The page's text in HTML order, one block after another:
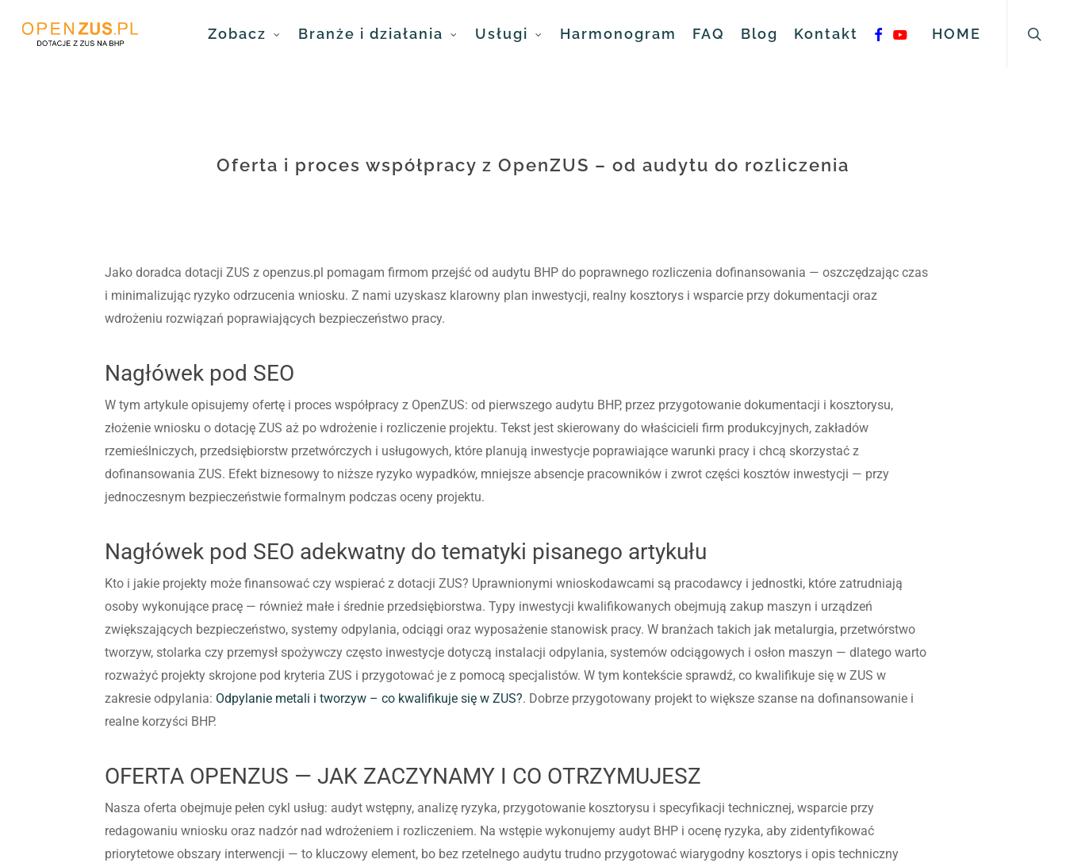
Zobacz Branże i działania Usługi Harmonogram FAQ Blog Kontakt facebook
youtubeHOME
Oferta i proces współpracy z OpenZUS – od audytu do rozliczenia
Jako doradca dotacji ZUS z openzus.pl pomagam firmom przejść od audytu BHP do poprawnego rozliczenia dofinansowania — oszczędzając czas
i minimalizując ryzyko odrzucenia wniosku. Z nami uzyskasz klarowny plan inwestycji, realny kosztorys i wsparcie przy dokumentacji oraz
wdrożeniu rozwiązań poprawiających bezpieczeństwo pracy.
Nagłówek pod SEO
W tym artykule opisujemy ofertę i proces współpracy z OpenZUS: od pierwszego audytu BHP, przez przygotowanie dokumentacji i kosztorysu,
złożenie wniosku o dotację ZUS aż po wdrożenie i rozliczenie projektu. Tekst jest skierowany do właścicieli firm produkcyjnych, zakładów
rzemieślniczych, przedsiębiorstw przetwórczych i usługowych, które planują inwestycje poprawiające warunki pracy i chcą skorzystać z
dofinansowania ZUS. Efekt biznesowy to niższe ryzyko wypadków, mniejsze absencje pracowników i zwrot części kosztów inwestycji — przy
jednoczesnym bezpieczeństwie formalnym podczas oceny projektu.
Nagłówek pod SEO adekwatny do tematyki pisanego artykułu
Kto i jakie projekty może finansować czy wspierać z dotacji ZUS? Uprawnionymi wnioskodawcami są pracodawcy i jednostki, które zatrudniają
osoby wykonujące pracę — również małe i średnie przedsiębiorstwa. Typy inwestycji kwalifikowanych obejmują zakup maszyn i urządzeń
zwiększających bezpieczeństwo, systemy odpylania, odciągi oraz wyposażenie stanowisk pracy. W branżach takich jak metalurgia, przetwórstwo
tworzyw, stolarka czy przemysł spożywczy często inwestycje dotyczą instalacji odpylania, systemów odciągowych i osłon maszyn — dlatego warto
rozważyć projekty skrojone pod kryteria ZUS i przygotować je z pomocą specjalistów. W tym kontekście sprawdź, co kwalifikuje się w ZUS w
zakresie odpylania: Odpylanie metali i tworzyw – co kwalifikuje się w ZUS?. Dobrze przygotowany projekt to większe szanse na dofinansowanie i
realne korzyści BHP.
OFERTA OPENZUS — JAK ZACZYNAMY I CO OTRZYMUJESZ
Nasza oferta obejmuje pełen cykl usług: audyt wstępny, analizę ryzyka, przygotowanie kosztorysu i specyfikacji technicznej, wsparcie przy
redagowaniu wniosku oraz nadzór nad wdrożeniem i rozliczeniem. Na wstępie wykonujemy audyt BHP i ocenę ryzyka, aby zidentyfikować
priorytetowe obszary interwencji — to kluczowy element, bo bez rzetelnego audytu trudno przygotować wiarygodny kosztorys i opis techniczny